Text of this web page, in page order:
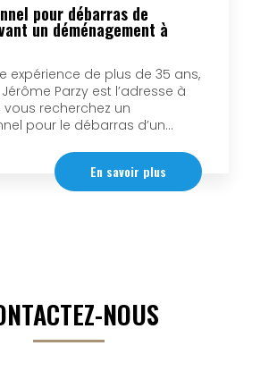
pour débarras de
un déménagement à
expérience de plus de 35 ans,
Parzy est l’adresse à
vous recherchez un
pour le débarras d’un...
En savoir plus
NOUS